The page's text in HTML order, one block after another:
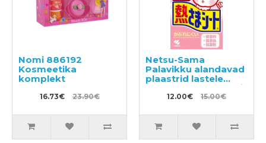
Nomi 886192
Kosmeetika
komplekt
16.73€ 23.90€
Netsu-Sama
Palavikku alandavad
plaastrid lastele
vanuses 2 kuud kuni
2 aastat 12tk
12.00€ 15.00€